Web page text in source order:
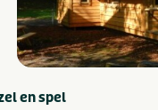
en spel